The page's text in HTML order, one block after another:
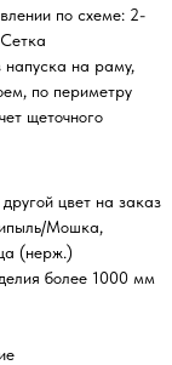
по схеме: 2-
напуска на раму,
по периметру
щеточного
цвет на заказ
Мошка,
(нерж.)
более 1000 мм